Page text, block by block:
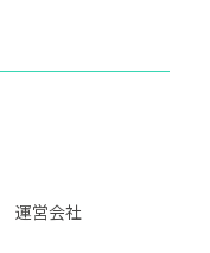
運営会社